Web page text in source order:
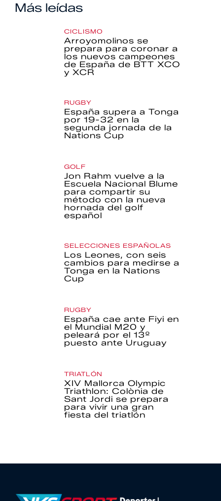
Más leídas
CICLISMO
Arroyomolinos se
prepara para coronar a
los nuevos campeones
de España de BTT XCO
y XCR
RUGBY
España supera a Tonga
por 19-32 en la
segunda jornada de la
Nations Cup
GOLF
Jon Rahm vuelve a la
Escuela Nacional Blume
para compartir su
método con la nueva
hornada del golf
español
SELECCIONES ESPAÑOLAS
Los Leones, con seis
cambios para medirse a
Tonga en la Nations
Cup
RUGBY
España cae ante Fiyi en
el Mundial M20 y
peleará por el 13º
puesto ante Uruguay
TRIATLÓN
XIV Mallorca Olympic
Triathlon: Colònia de
Sant Jordi se prepara
para vivir una gran
fiesta del triatlón